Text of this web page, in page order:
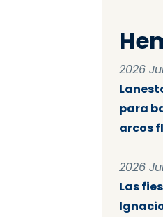
2026
para
arcos
2026
Las